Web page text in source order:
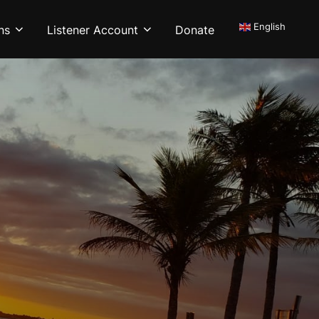
Listener Account Donate English